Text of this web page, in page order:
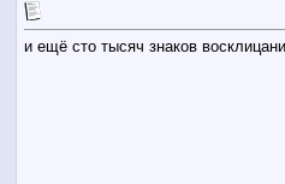
и ещё сто тысяч знаков